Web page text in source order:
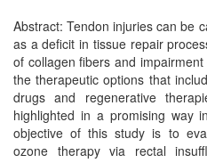
Abstract: Tendon injuries can be
as a deficit in tissue repair
of collagen fibers and
the therapeutic options that
drugs and regenerative
highlighted in a promising way
objective of this study is to
ozone therapy via rectal